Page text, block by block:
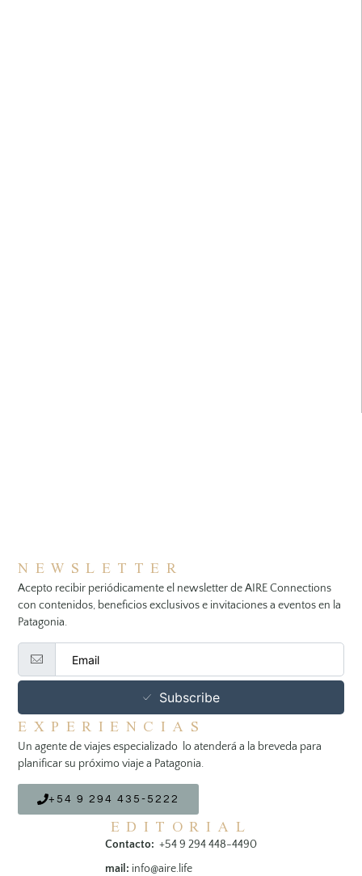
NEWSLETTER
Acepto recibir periódicamente el newsletter de AIRE Connections
con contenidos, beneficios exclusivos e invitaciones a eventos en la
Patagonia.
Subscribe
EXPERIENCIAS
Un agente de viajes especializado lo atenderá a la breveda para
planificar su próximo viaje a Patagonia.
+54 9 294 435-5222
EDITORIAL
Contacto: +54 9 294 448-4490
mail: info@aire.life